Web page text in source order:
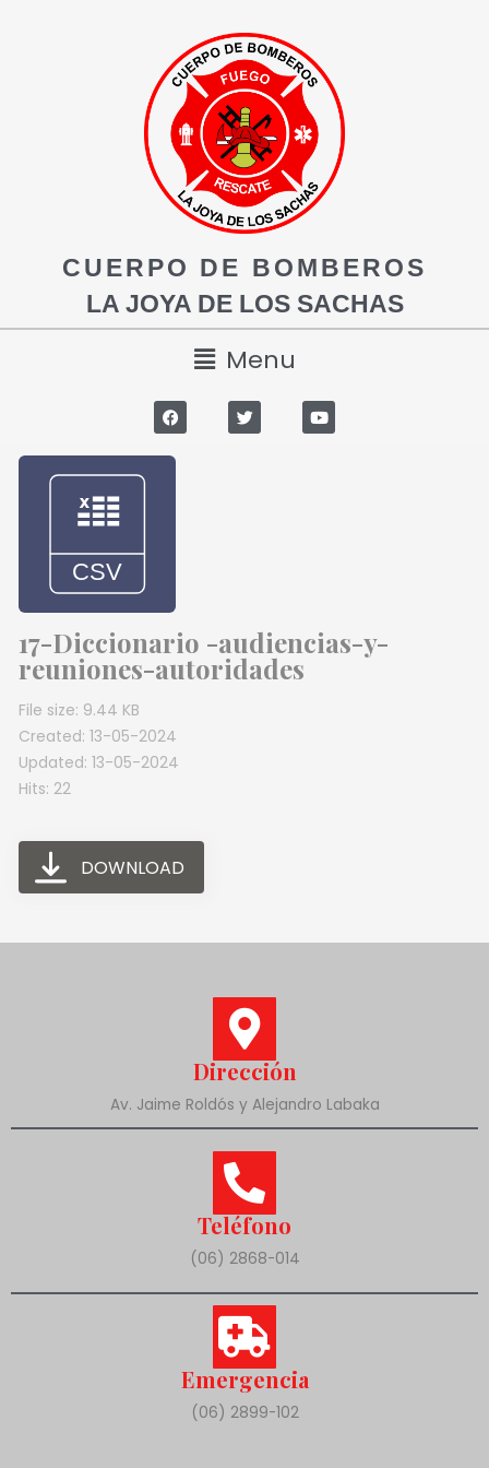
CUERPO DE BOMBEROS
LA JOYA DE LOS SACHAS
Menu
17-Diccionario -audiencias-y-
reuniones-autoridades
File size: 9.44 KB
Created: 13-05-2024
Updated: 13-05-2024
Hits: 22
DOWNLOAD
Dirección
Av. Jaime Roldós y Alejandro Labaka
Teléfono
(06) 2868-014
Emergencia
(06) 2899-102